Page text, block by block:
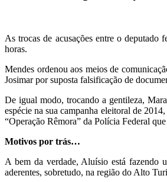
As trocas de acusações entre o
horas.
Mendes ordenou aos meios de
Josimar por suposta falsificação de
De igual modo, trocando a gentileza,
espécie na sua campanha eleitoral de
“Operação Rêmora” da Polícia Federal
Motivos por trás…
A bem da verdade, Aluísio está fazendo
aderentes, sobretudo, na região do Alto